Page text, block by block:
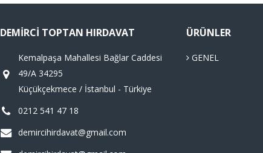
DEMIRCI TOPTAN HIRDAVAT
Kemalpaşa Mahallesi Bağlar Caddesi
49/A 34295
Küçükçekmece / İstanbul - Türkiye
0212 541 47 18
demircihirdavat@gmail.com
ÜRÜNLER
GENEL